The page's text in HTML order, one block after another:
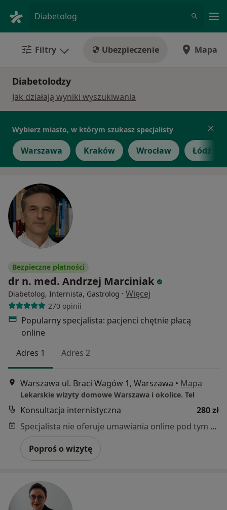
Diabetolog
Filtry Ubezpieczenie Mapa
Diabetolodzy
Jak działają wyniki wyszukiwania
Wybierz miasto, w którym szukasz specjalisty
Warszawa Kraków Wrocław Łódź
Bezpieczne płatności
dr n. med. Andrzej Marciniak
Diabetolog, Internista, Gastrolog · Więcej
270 opinii
Popularny specjalista: pacjenci chętnie płacą
online
Adres 1
Adres 2
Warszawa ul. Braci Wagów 1, Warszawa • Mapa
Lekarskie wizyty domowe Warszawa i okolice. Tel
Konsultacja internistyczna
280 zł
Specjalista nie oferuje umawiania online pod tym adresem.
Poproś o wizytę